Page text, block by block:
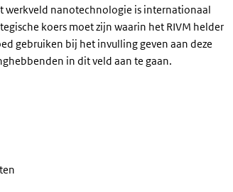
link)
werkveld nanotechnologie is internationaal
koers moet zijn waarin het RIVM helder
gebruiken bij het invulling geven aan deze
in dit veld aan te gaan.